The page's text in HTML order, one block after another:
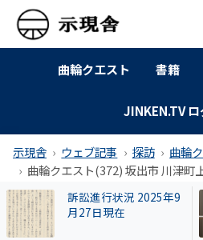
曲輪クエスト 書籍
JINKEN.TV
示現舎 ウェブ記事 探訪
曲輪
曲輪クエスト(372) 坂出市 川津町
【岐南町】セクハラ騒
動その後 議員全員に